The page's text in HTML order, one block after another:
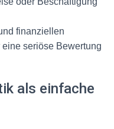
finanziellen
seriöse Bewertung
als einfache